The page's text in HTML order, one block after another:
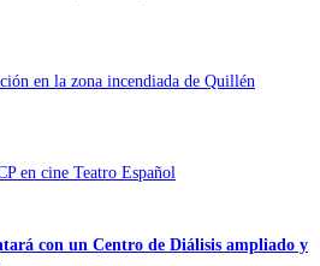
en la zona incendiada de Quillén
en cine Teatro Español
con un Centro de Diálisis ampliado y